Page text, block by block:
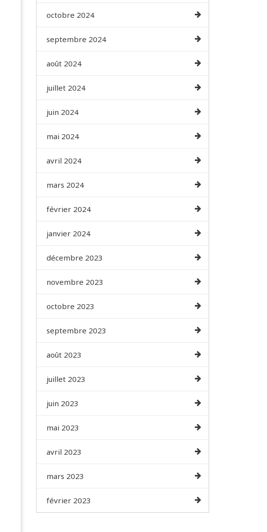
octobre 2024
septembre 2024
août 2024
juillet 2024
juin 2024
mai 2024
avril 2024
mars 2024
février 2024
janvier 2024
décembre 2023
novembre 2023
octobre 2023
septembre 2023
août 2023
juillet 2023
juin 2023
mai 2023
avril 2023
mars 2023
février 2023